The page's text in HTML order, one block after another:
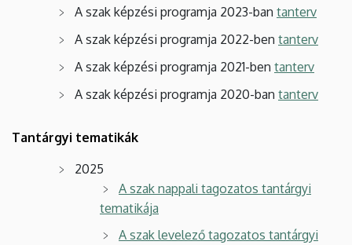
A szak képzési programja 2023-ban tanterv
A szak képzési programja 2022-ben tanterv
A szak képzési programja 2021-ben tanterv
A szak képzési programja 2020-ban tanterv
Tantárgyi tematikák
2025
A szak nappali tagozatos tantárgyi
tematikája
A szak levelező tagozatos tantárgyi